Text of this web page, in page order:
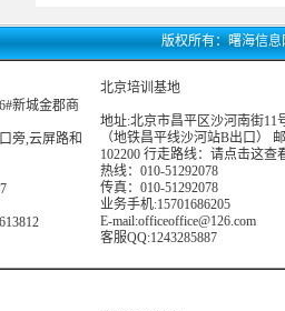
版权所有：曙海信息
新城金郡商
旁,云屏路和
北京培训基地
地址:北京市昌平区沙河南街11
（地铁昌平线沙河站B出口）
102200 行走路线： 请点击这查
热线：010-51292078
传真：010-51292078
业务手机:15701686205
E-mail:officeoffice@126.com
客服QQ:1243285887